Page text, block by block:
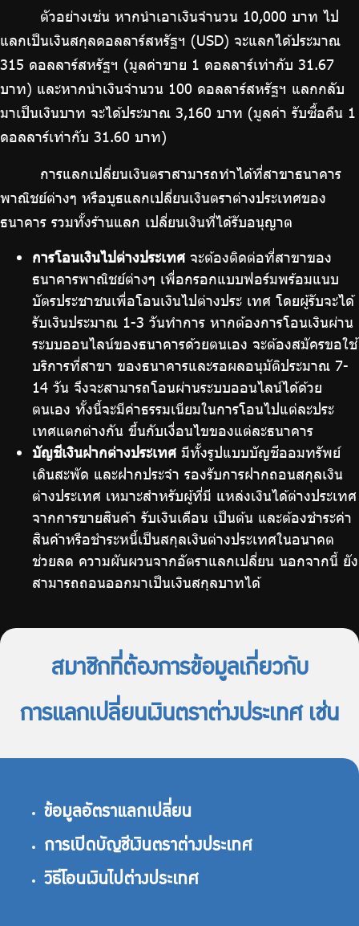
ตัวอย่างเช่น หากนำเอาเงินจำนวน 10,000 บาท ไป
แลกเป็นเงินสกุลดอลลาร์สหรัฐฯ (USD) จะแลกได้ประมาณ
315 ดอลลาร์สหรัฐฯ (มูลค่าขาย 1 ดอลลาร์เท่ากับ 31.67
บาท) และหากนำเงินจำนวน 100 ดอลลาร์สหรัฐฯ แลกกลับ
มาเป็นเงินบาท จะได้ประมาณ 3,160 บาท (มูลค่า รับซื้อคืน 1
ดอลลาร์เท่ากับ 31.60 บาท)
การแลกเปลี่ยนเงินตราสามารถทำได้ที่สาขาธนาคาร
พาณิชย์ต่างๆ หรือบูธแลกเปลี่ยนเงินตราต่างประเทศของ
ธนาคาร รวมทั้งร้านแลก เปลี่ยนเงินที่ได้รับอนุญาต
การโอนเงินไปต่างประเทศ จะต้องติดต่อที่สาขาของ
ธนาคารพาณิชย์ต่างๆ เพื่อกรอกแบบฟอร์มพร้อมแนบ
บัตรประชาชนเพื่อโอนเงินไปต่างประ เทศ โดยผู้รับจะได้
รับเงินประมาณ 1-3 วันทำการ หากต้องการโอนเงินผ่าน
ระบบออนไลน์ของธนาคารด้วยตนเอง จะต้องสมัครขอใช้
บริการที่สาขา ของธนาคารและรอผลอนุมัติประมาณ 7-
14 วัน จึงจะสามารถโอนผ่านระบบออนไลน์ได้ด้วย
ตนเอง ทั้งนี้จะมีค่าธรรมเนียมในการโอนไปแต่ละประ
เทศแตกต่างกัน ขึ้นกับเงื่อนไขของแต่ละธนาคาร
บัญชีเงินฝากต่างประเทศ มีทั้งรูปแบบบัญชีออมทรัพย์
เดินสะพัด และฝากประจำ รองรับการฝากถอนสกุลเงิน
ต่างประเทศ เหมาะสำหรับผู้ที่มี แหล่งเงินได้ต่างประเทศ
จากการขายสินค้า รับเงินเดือน เป็นต้น และต้องชำระค่า
สินค้าหรือชำระหนี้เป็นสกุลเงินต่างประเทศในอนาคต
ช่วยลด ความผันผวนจากอัตราแลกเปลี่ยน นอกจากนี้ ยัง
สามารถถอนออกมาเป็นเงินสกุลบาทได้
สมาชิกที่ต้องการข้อมูลเกี่ยวกับ
การแลกเปลี่ยนเงินตราต่างประเทศ เช่น
ข้อมูลอัตราแลกเปลี่ยน
การเปิดบัญชีเงินตราต่างประเทศ
วิธีโอนเงินไปต่างประเทศ